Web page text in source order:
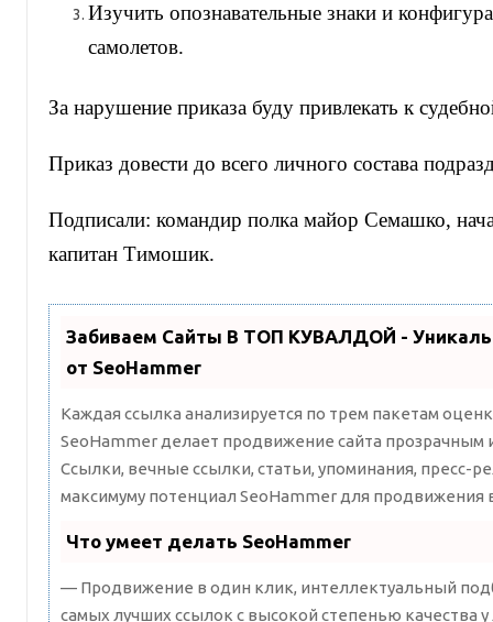
Изучить опознавательные знаки и
самолетов.
За нарушение приказа буду привлекать к
Приказ довести до всего личного состава
Подписали: командир полка майор Семашко,
капитан Тимошик.
Забиваем Сайты В ТОП КУВАЛДОЙ -
от SeoHammer
Каждая ссылка анализируется по трем пакетам
SeoHammer делает продвижение сайта прозрачным
Ссылки, вечные ссылки, статьи, упоминания, пресс-
максимуму потенциал SeoHammer для продвижения
Что умеет делать SeoHammer
— Продвижение в один клик, интеллектуальный
самых лучших ссылок с высокой степенью качества